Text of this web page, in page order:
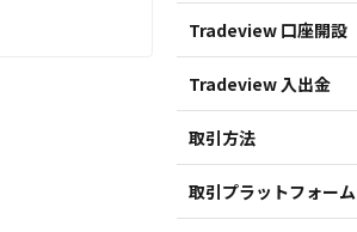
Tradeview 口座開設
Tradeview 入出金
取引方法
取引プラットフォーム